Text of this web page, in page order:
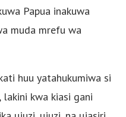
Papua inakuwa
muda mrefu wa
huu yatahukumiwa si
kwa kiasi gani